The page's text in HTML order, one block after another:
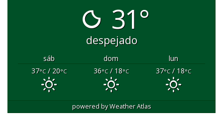
31°
despejado
sáb dom
lun
37°C/ 20°C 36°C/ 18°C 37°C/ 18°C
powered byWeather Atlas